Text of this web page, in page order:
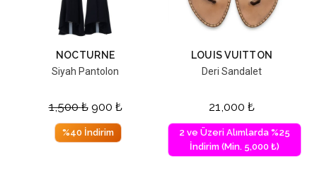
NOCTURNE
Siyah Pantolon
1,500₺ 900 ₺
%40 İndirim
LOUIS VUITTON
Deri Sandalet
21,000 ₺
2 ve Üzeri Alımlarda %25
İndirim (Min. 5,000 ₺)